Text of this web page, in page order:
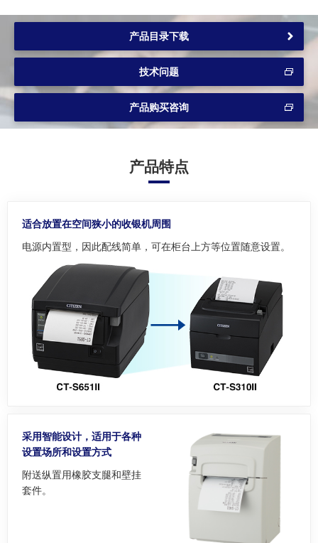
产品目录下载
技术问题
产品购买咨询
产品特点
适合放置在空间狭小的收银机周围
电源内置型，因此配线简单，可在柜台上方等位置随意设置。
采用智能设计，适用于各种
设置场所和设置方式
附送纵置用橡胶支腿和壁挂
套件。